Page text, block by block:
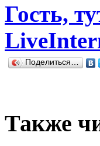
Гость,
Поделиться…
Также